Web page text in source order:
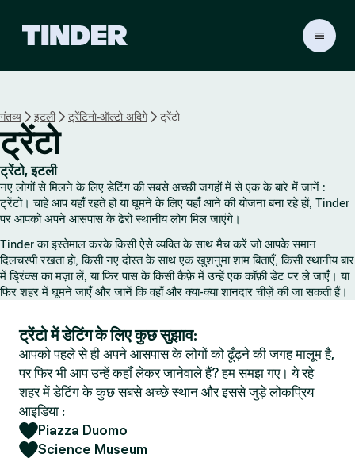
r
गंतव्य इटली ट्रेंटिनो-ऑल्टो अदिगे ट्रेंटो
ट्रेंटो
ट्रेंटो, इटली
नए लोगों से मिलने के लिए डेटिंग की सबसे अच्छी जगहों में से एक के बारे में जानें :
ट्रेंटो। चाहे आप यहाँ रहते हों या घूमने के लिए यहाँ आने की योजना बना रहे हों, Tinder
पर आपको अपने आसपास के ढेरों स्थानीय लोग मिल जाएंगे।
Tinder का इस्तेमाल करके किसी ऐसे व्यक्ति के साथ मैच करें जो आपके समान
दिलचस्पी रखता हो, किसी नए दोस्त के साथ एक खुशनुमा शाम बिताएँ, किसी स्थानीय बार
में ड्रिंक्स का मज़ा लें, या फिर पास के किसी कैफ़े में उन्हें एक कॉफ़ी डेट पर ले जाएँ। या
फिर शहर में घूमने जाएँ और जानें कि वहाँ और क्या-क्या शानदार चीज़ें की जा सकती हैं।
ट्रेंटो में डेटिंग के लिए कुछ सुझाव:
आपको पहले से ही अपने आसपास के लोगों को ढूँढ़ने की जगह मालूम है,
पर फिर भी आप उन्हें कहाँ लेकर जानेवाले हैं? हम समझ गए। ये रहे
शहर में डेटिंग के कुछ सबसे अच्छे स्थान और इससे जुड़े लोकप्रिय
आइडिया :
Piazza Duomo
Science Museum